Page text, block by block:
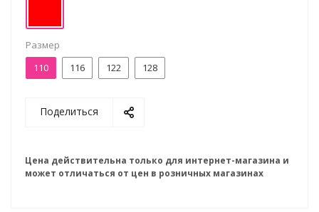
Размер
110
116 122 128
Поделиться
Цена действительна только для интернет-магазина и
может отличаться от цен в розничных магазинах